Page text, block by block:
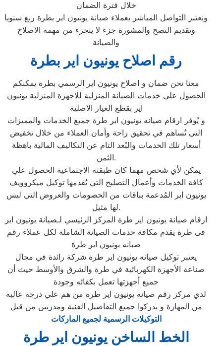
خلال فترة الضمان
ونعتبر التواصل المباشر بعملاء صيانة يونيون اير بطرة ربع سنويا
وتقديم النصح والمشورة جزء لا يتجزء من مهمة الاصلاح
والصيانة
رقم اصلاح يونيون اير بطرة
معنا نحن ضمان و اصلاح يونيون اير الرسمي بطرة يمكنكم
الحصول علي خدمات الصيانة المنزلية للاجهزة المنزلية يونيون
اير بقطع الغيار الاصلية
و يُوفر ارقام صيانه يونيون اير طرة جميع الخدمات والمميزات
التي تُساهم في تحقيق راحة وأمان العملاء من خلال تخفيض
أسعار تلك الخدمات والبُعد التام عن التكاليف المالية باهظة
الثمن.
يمكن لأي شخص مهما كان طبقته الاجتماعية الحصول علي
كافة الخدمات وأعمال التصليح التي يُقدمها توكيل ميكروويف
يونيون اير المُدعمة بباقات من الخصومات والعروض التي ليس
لها مثيل.
ارقام صيانة يونيون اير طرة المركز الرئيسي لـصيانة يونيون اير
فى طرة يقدم مكافة خدمات الصيانة الشاملة لكل عملاء رقم
صيانه يونيون اير طرة
يعتبر توكيل صيانه يونيون اير طرة شركة رائدة في مجال
صناعة الأجهزة الكهربائية في طرة والشرق والأوسط حيث أن
جميع أجهزتها تعمل بكفائه وجودة
لدي مركز رقم صيانه يونيون اير طرة من هم علي درجة عاليه
من المهارة و يدركوا جميع التفاصيل الفنية ومدربين من قبل
التوكيلات الرسمية لجميع الماركات
الخط الساخن يونيون اير طرة